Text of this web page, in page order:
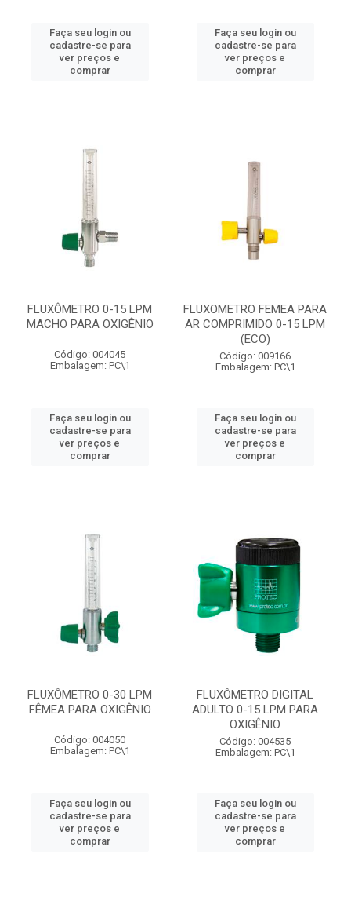
Faça seu login ou
cadastre-se para
ver preços e
comprar
Faça seu login ou
cadastre-se para
ver preços e
comprar
FLUXÔMETRO 0-15 LPM
MACHO PARA OXIGÊNIO
Código: 004045
Embalagem: PC\1
Faça seu login ou
cadastre-se para
ver preços e
comprar
FLUXOMETRO FEMEA PARA
AR COMPRIMIDO 0-15 LPM
(ECO)
Código: 009166
Embalagem: PC\1
Faça seu login ou
cadastre-se para
ver preços e
comprar
FLUXÔMETRO 0-30 LPM
FÊMEA PARA OXIGÊNIO
Código: 004050
Embalagem: PC\1
Faça seu login ou
cadastre-se para
ver preços e
comprar
FLUXÔMETRO DIGITAL
ADULTO 0-15 LPM PARA
OXIGÊNIO
Código: 004535
Embalagem: PC\1
Faça seu login ou
cadastre-se para
ver preços e
comprar